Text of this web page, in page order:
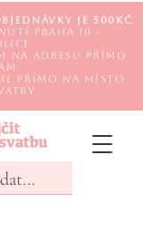
je 500Kč
Praha 10 -
na adresu přímo
přímo na místo